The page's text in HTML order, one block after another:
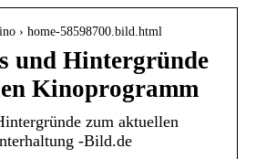
› home-58598700.bild.html
und Hintergründe
Kinoprogramm
zum aktuellen
-Bild.de